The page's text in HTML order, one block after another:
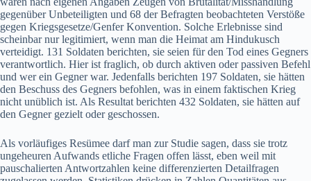
gegenüber Unbeteiligten und 68 der Befragten beobachteten Verstöße
gegen Kriegsgesetze/Genfer Konvention. Solche Erlebnisse sind
scheinbar nur legitimiert, wenn man die Heimat am Hindukusch
verteidigt. 131 Soldaten berichten, sie seien für den Tod eines Gegners
verantwortlich. Hier ist fraglich, ob durch aktiven oder passiven Befehl
und wer ein Gegner war. Jedenfalls berichten 197 Soldaten, sie hätten
den Beschuss des Gegners befohlen, was in einem faktischen Krieg
nicht unüblich ist. Als Resultat berichten 432 Soldaten, sie hätten auf
den Gegner gezielt oder geschossen.
Als vorläufiges Resümee darf man zur Studie sagen, dass sie trotz
ungeheuren Aufwands etliche Fragen offen lässt, eben weil mit
pauschalierten Antwortzahlen keine differenzierten Detailfragen